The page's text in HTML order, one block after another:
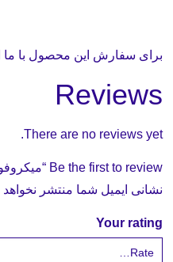
برای سفارش این محصول با ما
Reviews
There are no reviews yet.
Be the first to review “میکروفون رومیزی موتورولا DM1400”
نشانی ایمیل شما منتشر
Your rating